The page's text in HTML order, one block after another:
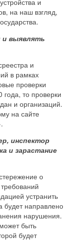
и
на наш взгляд,
и выявлять
и
в рамках
проверки
года, то проверки
и организаций.
на сайте
инспектор
и зарастание
о
устранить
будет направлено
нарушения.
быть
будет